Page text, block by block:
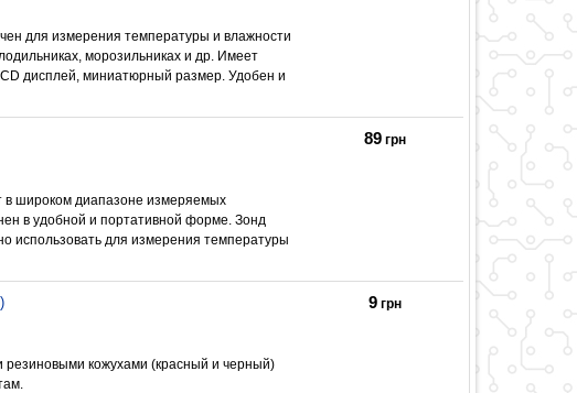
для измерения температуры и влажности
морозильниках и др. Имеет
дисплей, миниатюрный размер. Удобен и
широком диапазоне измеряемых
в удобной и портативной форме. Зонд
использовать для измерения температуры
89 грн
кожухами (красный и черный)
9 грн